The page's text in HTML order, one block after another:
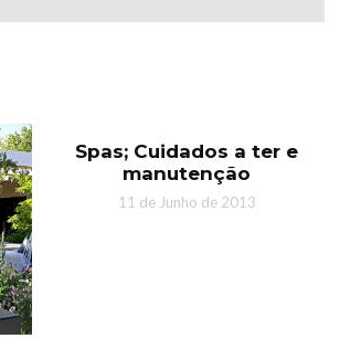
Spas; Cuidados a ter e
manutenção
11 de Junho de 2013